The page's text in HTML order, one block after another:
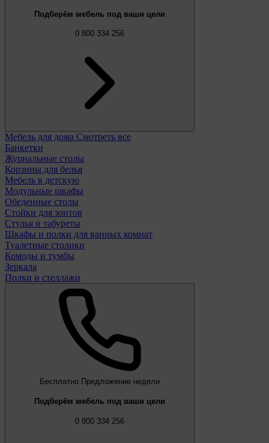
Подберём мебель под ваши цели
0 800 334 256
Мебель для дома Смотреть все
Банкетки
Журнальные столы
Корзины для белья
Мебель в детскую
Модульные шкафы
Обеденные столы
Стойки для зонтов
Стулья и табуреты
Шкафы и полки для ванных комнат
Туалетные столики
Комоды и тумбы
Зеркала
Полки и стеллажи
Бесплатно Предложение недели
Подберём мебель под ваши цели
0 800 334 256